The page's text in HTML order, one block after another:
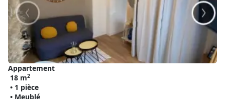
Appartement
18 m2
• 1 pièce
• Meublé